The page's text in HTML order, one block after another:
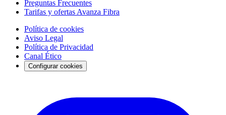
Preguntas Frecuentes
Tarifas y ofertas Avanza Fibra
Política de cookies
Aviso Legal
Política de Privacidad
Canal Ético
Configurar cookies